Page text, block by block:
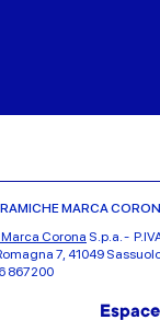
MARCA
Corona S.p.a. -
7, 41049
867200